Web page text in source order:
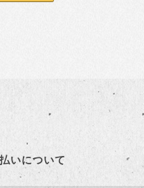
いについて